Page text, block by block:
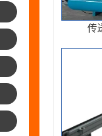
传